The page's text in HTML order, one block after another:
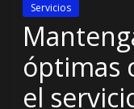
Servicios
óptimas
el